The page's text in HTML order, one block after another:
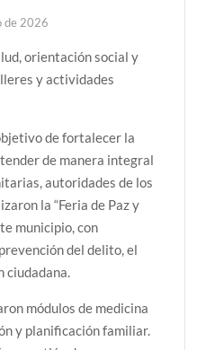
de 2026
orientación social y
y actividades
de fortalecer la
de manera integral
autoridades de los
la “Feria de Paz y
municipio, con
del delito, el
módulos de medicina
y planificación familiar.